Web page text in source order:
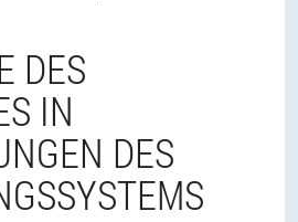
DES
IN
DES